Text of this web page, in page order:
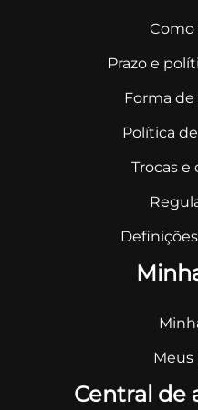
Como
Prazo e
Forma
Política
Trocas e
Meus
Central de